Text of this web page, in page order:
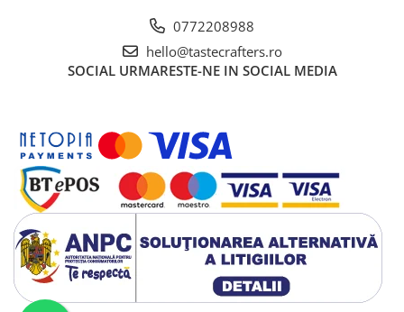
Brewista
Bunn
BWT
Cafea de Specialitate
Cafelat
Cafetto
Cafflano
0772208988
hello@tastecrafters.ro
SOCIAL URMARESTE-NE IN SOCIAL MEDIA